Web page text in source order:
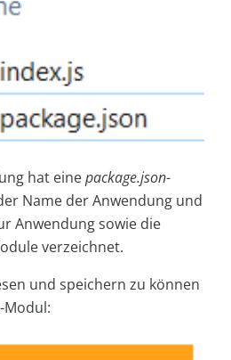
hat einepackage.json-
Name der Anwendung und
Anwendung sowie die
verzeichnet.
und speichern zu können
-Modul: